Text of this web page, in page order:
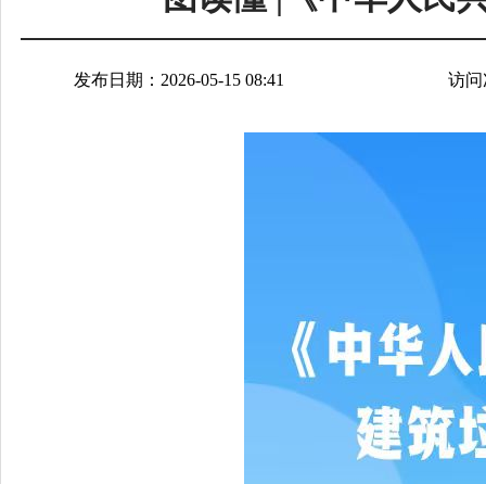
发布日期：2026-05-15 08:41 访问